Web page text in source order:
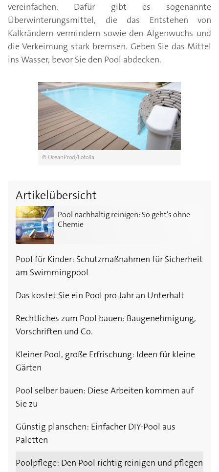
vereinfachen. Dafür gibt es sogenannte
Überwinterungsmittel, die das Entstehen von
Kalkrändern vermindern sowie den Algenwuchs und
die Verkeimung stark bremsen. Geben Sie das Mittel
ins Wasser, bevor Sie den Pool abdecken.
© OceanProd/Fotolia
Artikelübersicht
Pool nachhaltig reinigen: So geht’s ohne
Chemie
Pool nachhaltig reinigen: So geht’s ohne Chemie
Pool für Kinder: Schutzmaßnahmen für Sicherheit
am Swimmingpool
Das kostet Sie ein Pool pro Jahr an Unterhalt
Rechtliches zum Pool bauen: Baugenehmigung,
Vorschriften und Co.
Kleiner Pool, große Erfrischung: Ideen für kleine
Gärten
Pool selber bauen: Diese Arbeiten kommen auf
Sie zu
Günstig planschen: Einfacher DIY-Pool aus
Paletten
Poolpflege: Den Pool richtig reinigen und pflegen